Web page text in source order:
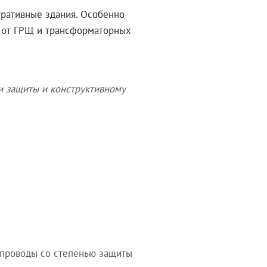
здания. Особенно
от ГРЩ и трансформаторных
защиты и конструктивному
со степенью защиты